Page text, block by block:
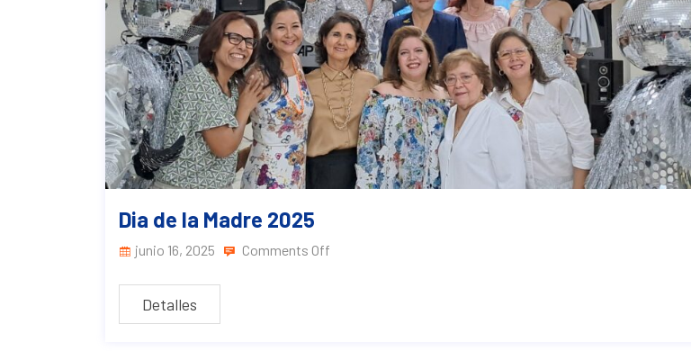
Dia de la Madre 2025
junio 16, 2025 Comments Off
Detalles